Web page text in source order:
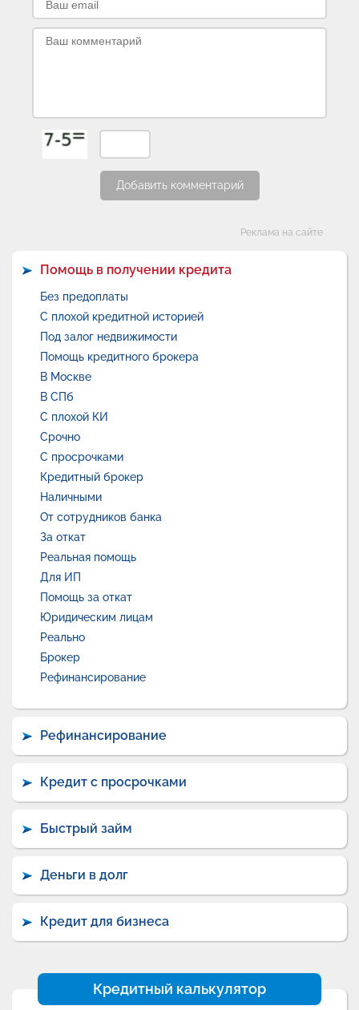
Добавить комментарий
Реклама на сайте
Помощь в получении кредита
Без предоплаты
С плохой кредитной историей
Под залог недвижимости
Помощь кредитного брокера
В Москве
В СПб
С плохой КИ
Срочно
С просрочками
Кредитный брокер
Наличными
От сотрудников банка
За откат
Реальная помощь
Для ИП
Помощь за откат
Юридическим лицам
Реально
Брокер
Рефинансирование
Рефинансирование
Кредит с просрочками
Быстрый займ
Деньги в долг
Кредит для бизнеса
Кредитный калькулятор